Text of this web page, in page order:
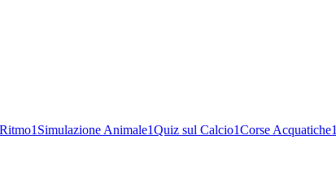
1 Simulazione Animale1Quiz sul Calcio1Corse Acquatiche1